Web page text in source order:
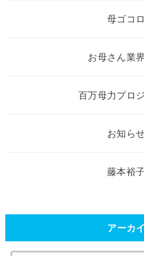
母ゴコロ
お母さん業
百万母力プロ
お知ら
藤本裕子
アーカ